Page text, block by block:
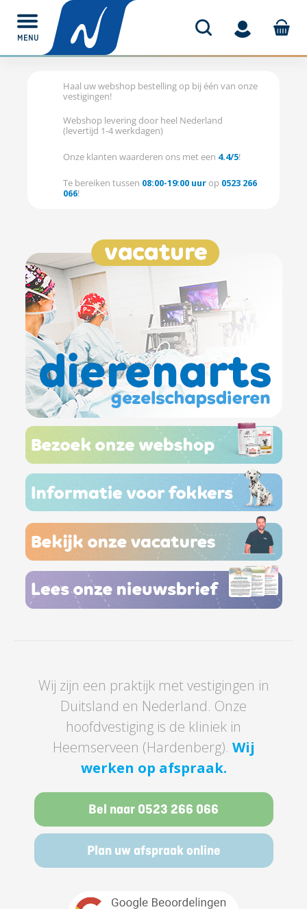
MENU
Haal uw webshop bestelling op bij één van onze
vestigingen!
Webshop levering door heel Nederland
(levertijd 1-4 werkdagen)
Onze klanten waarderen ons met een 4.4/5!
Te bereiken tussen 08:00-19:00 uurop 0523 266
066!
Wij zijn een praktijk met vestigingen in
Duitsland en Nederland. Onze
hoofdvestiging is de kliniek in
Heemserveen (Hardenberg). Wij
werken op afspraak.
Bel naar 0523 266 066
Plan uw afspraak online